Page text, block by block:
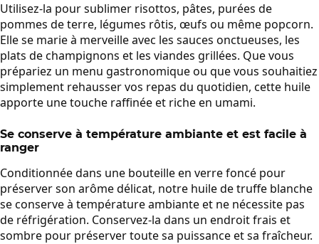
Utilisez-la pour sublimer risottos, pâtes, purées de
pommes de terre, légumes rôtis, œufs ou même popcorn.
Elle se marie à merveille avec les sauces onctueuses, les
plats de champignons et les viandes grillées. Que vous
prépariez un menu gastronomique ou que vous souhaitiez
simplement rehausser vos repas du quotidien, cette huile
apporte une touche raffinée et riche en umami.
Se conserve à température ambiante et est facile à
ranger
Conditionnée dans une bouteille en verre foncé pour
préserver son arôme délicat, notre huile de truffe blanche
se conserve à température ambiante et ne nécessite pas
de réfrigération. Conservez-la dans un endroit frais et
sombre pour préserver toute sa puissance et sa fraîcheur.